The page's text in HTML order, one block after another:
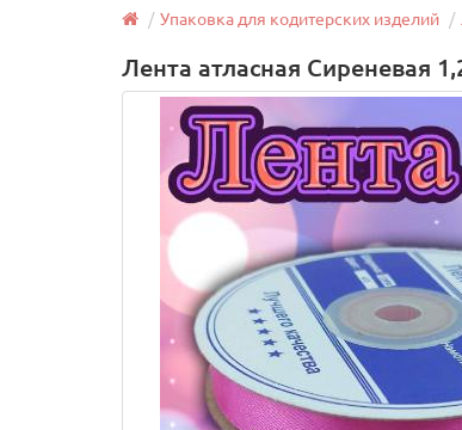
Упаковка для кодитерских изделий
Лента атласная Сиреневая